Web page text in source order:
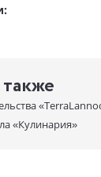
«Кулинария»